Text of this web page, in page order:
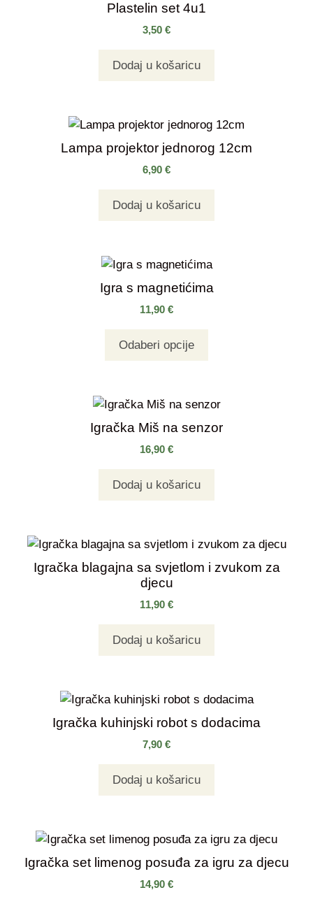
Plastelin set 4u1
3,50 €
Dodaj u košaricu
Lampa projektor jednorog 12cm
6,90 €
Dodaj u košaricu
Igra s magnetićima
11,90 €
Odaberi opcije
Igračka Miš na senzor
16,90 €
Dodaj u košaricu
Igračka blagajna sa svjetlom i zvukom za
djecu
11,90 €
Dodaj u košaricu
Igračka kuhinjski robot s dodacima
7,90 €
Dodaj u košaricu
Igračka set limenog posuđa za igru za djecu
14,90 €